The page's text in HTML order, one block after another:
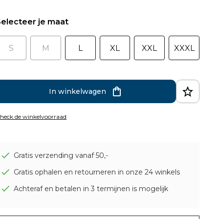
je maat
S M L XL XXL XXXL
In winkelwagen
de winkelvoorraad
Gratis verzending vanaf 50,-
Gratis ophalen en retourneren in onze 24 winkels
Achteraf en betalen in 3 termijnen is mogelijk